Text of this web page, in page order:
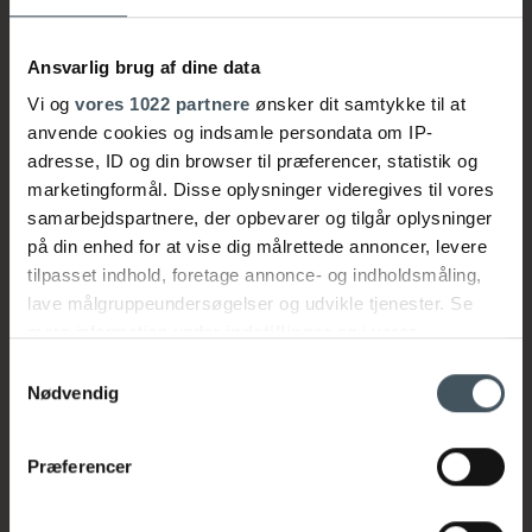
Ansvarlig brug af dine data
Vi og vores 1022 partnere ønsker dit samtykke til at
anvende cookies og indsamle persondata om IP-
adresse, ID og din browser til præferencer, statistik og
marketingformål. Disse oplysninger videregives til vores
samarbejdspartnere, der opbevarer og tilgår oplysninger
på din enhed for at vise dig målrettede annoncer, levere
tilpasset indhold, foretage annonce- og indholdsmåling,
lave målgruppeundersøgelser og udvikle tjenester. Se
tilbage eller ændre indstillinger fra vores
"Cookiedeklaration", eller ved at trykke på "Privacy
Nødvendig
Præferencer
TV
Inklusiv Rengøring på afrejse dagen
Rygning er ikke tilladt.
FAQ – relevante spørgsmål
Er der både privat sauna og udendørs spa
tilknyttet alle Natur-suites 2.0?
forbrug af el, vand og varme?
briketter til den udendørs pejs?